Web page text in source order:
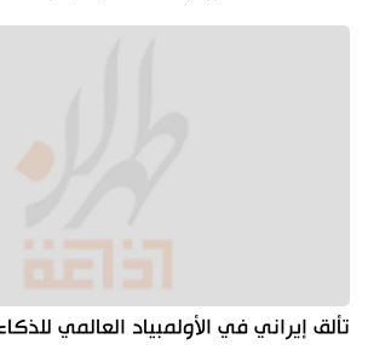
تألق إيراني في الأولمبياد العالمي